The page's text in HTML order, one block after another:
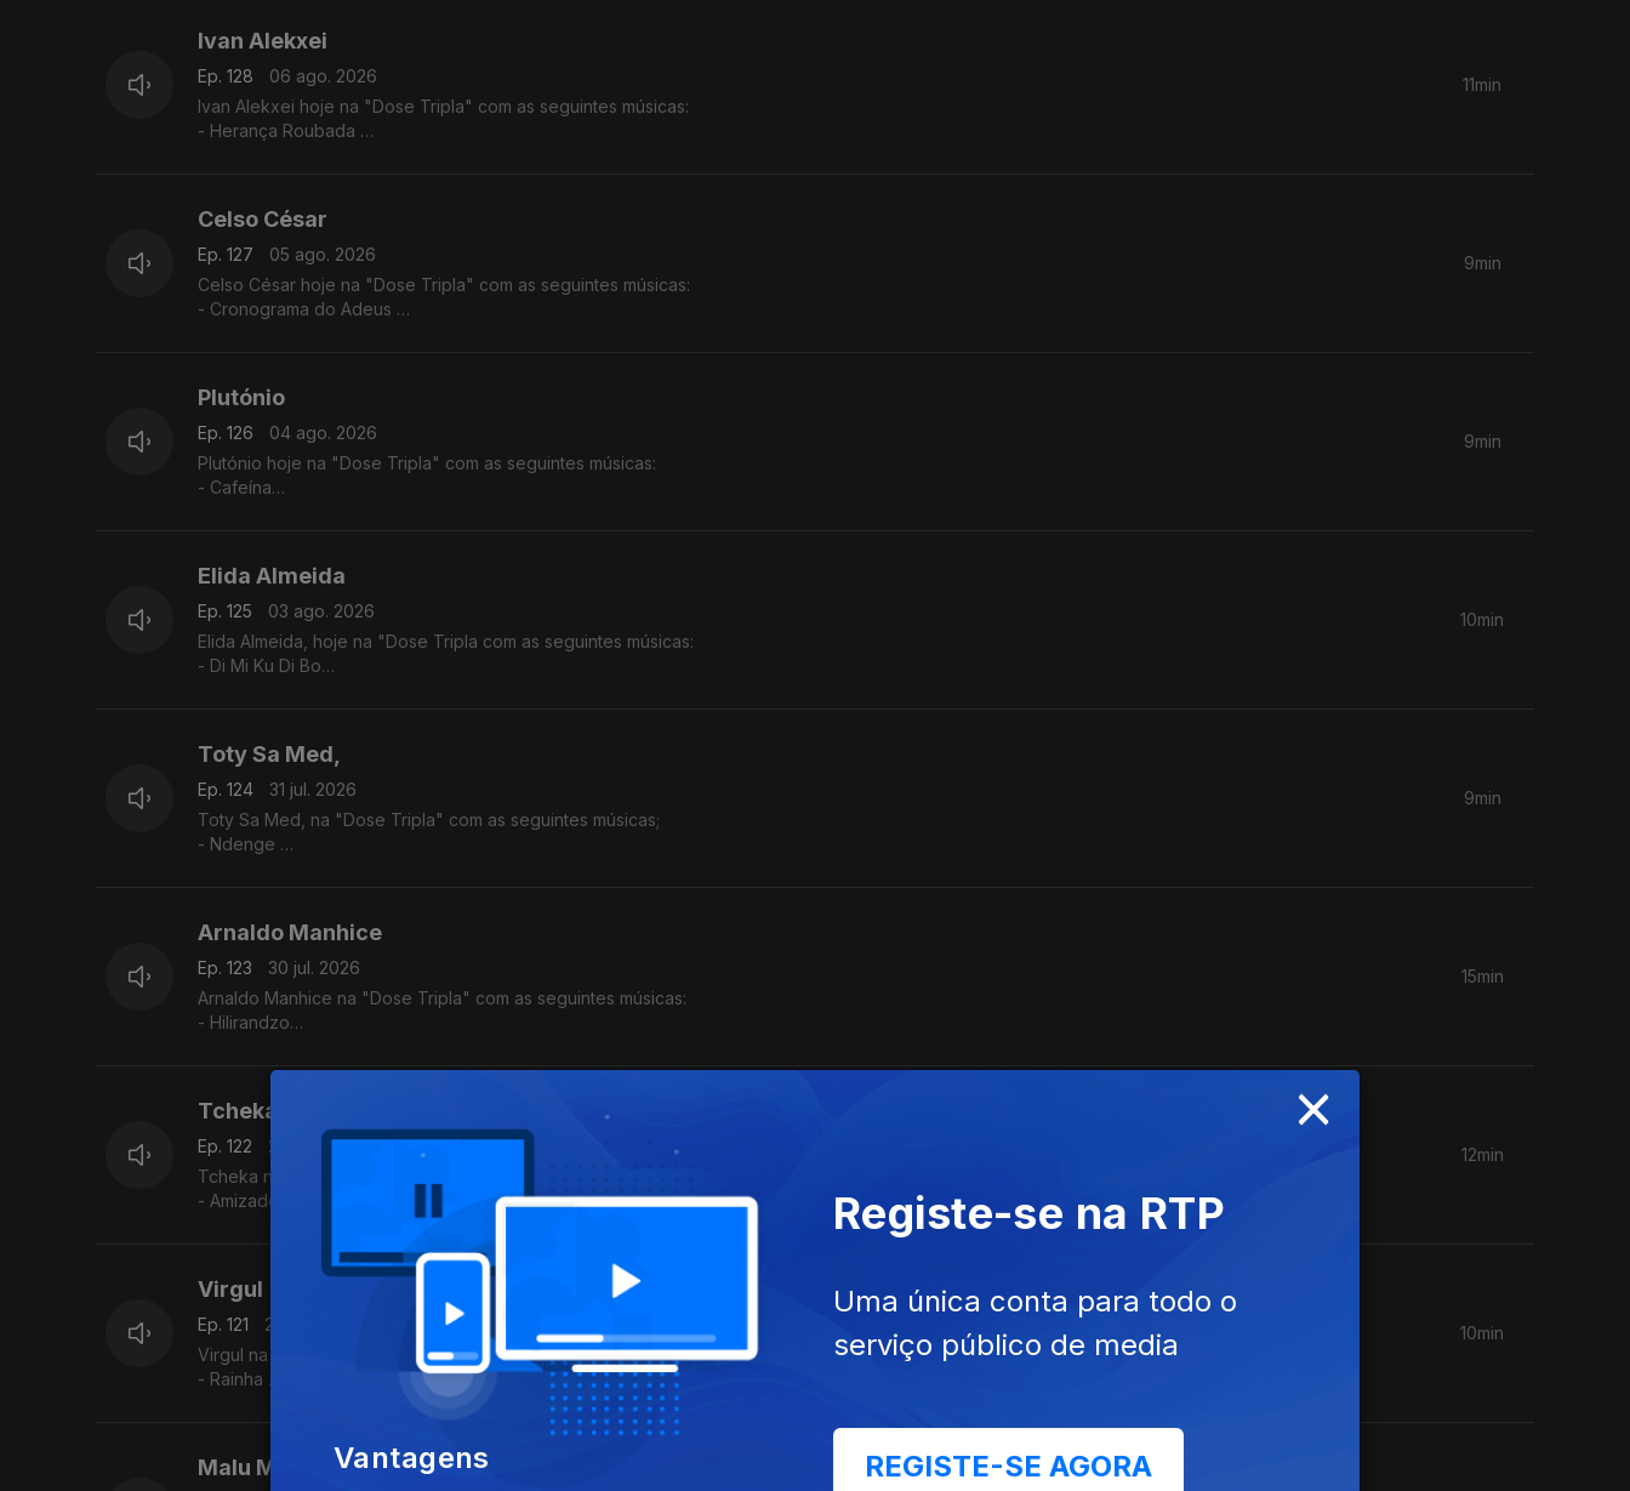
Ivan Alekxei
Ep. 128
06 ago. 2026
Ivan Alekxei hoje na "Dose Tripla" com as seguintes músicas:
- Herança Roubada
11min
Celso César
Ep. 127
05 ago. 2026
Celso César hoje na "Dose Tripla" com as seguintes músicas:
- Cronograma do Adeus
9min
Plutónio
Ep. 126
04 ago. 2026
Plutónio hoje na "Dose Tripla" com as seguintes músicas:
- Cafeína
9min
Elida Almeida
Ep. 125
03 ago. 2026
Elida Almeida, hoje na "Dose Tripla com as seguintes músicas:
- Di Mi Ku Di Bo
10min
Toty Sa Med,
Ep. 124
31 jul. 2026
Toty Sa Med, na "Dose Tripla" com as seguintes músicas;
- Ndenge
9min
Arnaldo Manhice
Ep. 123
30 jul. 2026
Arnaldo Manhice na "Dose Tripla" com as seguintes músicas:
- Hilirandzo
- Macamo
15min
Tcheka
Ep. 122
29 jul. 2026
Tcheka na "Dose Tripla" com as seguintes músicas:
- Amizade Si
12min
Virgul
Ep. 121
28 jul. 2026
Virgul na "Dose Tripla" com as seguintes músicas:
- Rainha
10min
Malu Magalhães
×
Vantagens
Registe-se na RTP
Uma única conta para todo o
serviço público de media
REGISTE-SE AGORA